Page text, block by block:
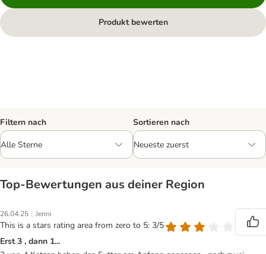
Produkt bewerten
Filtern nach Sortieren nach
Top‑Bewertungen aus deiner Region
26.04.25 | Jenni
This is a stars rating area from zero to 5: 3/5
Erst 3 , dann 1...